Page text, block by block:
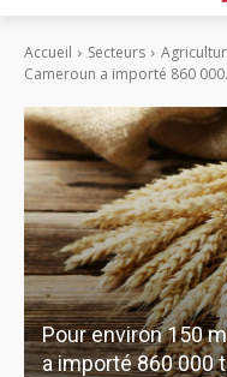
Accueil Secteurs
Cameroun a importé 860
Pour environ 150
a importé 860 000